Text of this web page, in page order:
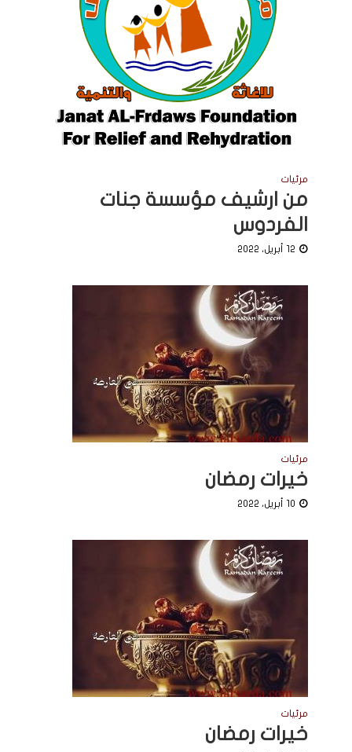
مرئيات
من ارشيف مؤسسة جنات
الفردوس
12 أبريل، 2022
مرئيات
خيرات رمضان
10 أبريل، 2022
مرئيات
خيرات رمضان